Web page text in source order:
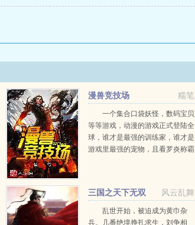
糯笔
漫兽竞技场
一个集合口袋妖怪，数码宝贝
等等游戏，动漫的游戏正式登陆全
球，谁才是最强的训练家，谁才是
游戏里最强的宠物，且看罗炎称霸
风云乱舞
三国之天下无双
乱世开始，被迫成为黄巾杂
兵。几番绝境挣扎求生，刘争相